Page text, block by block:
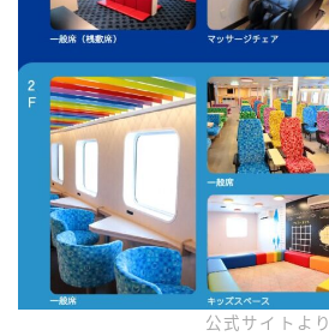
公式サイトより